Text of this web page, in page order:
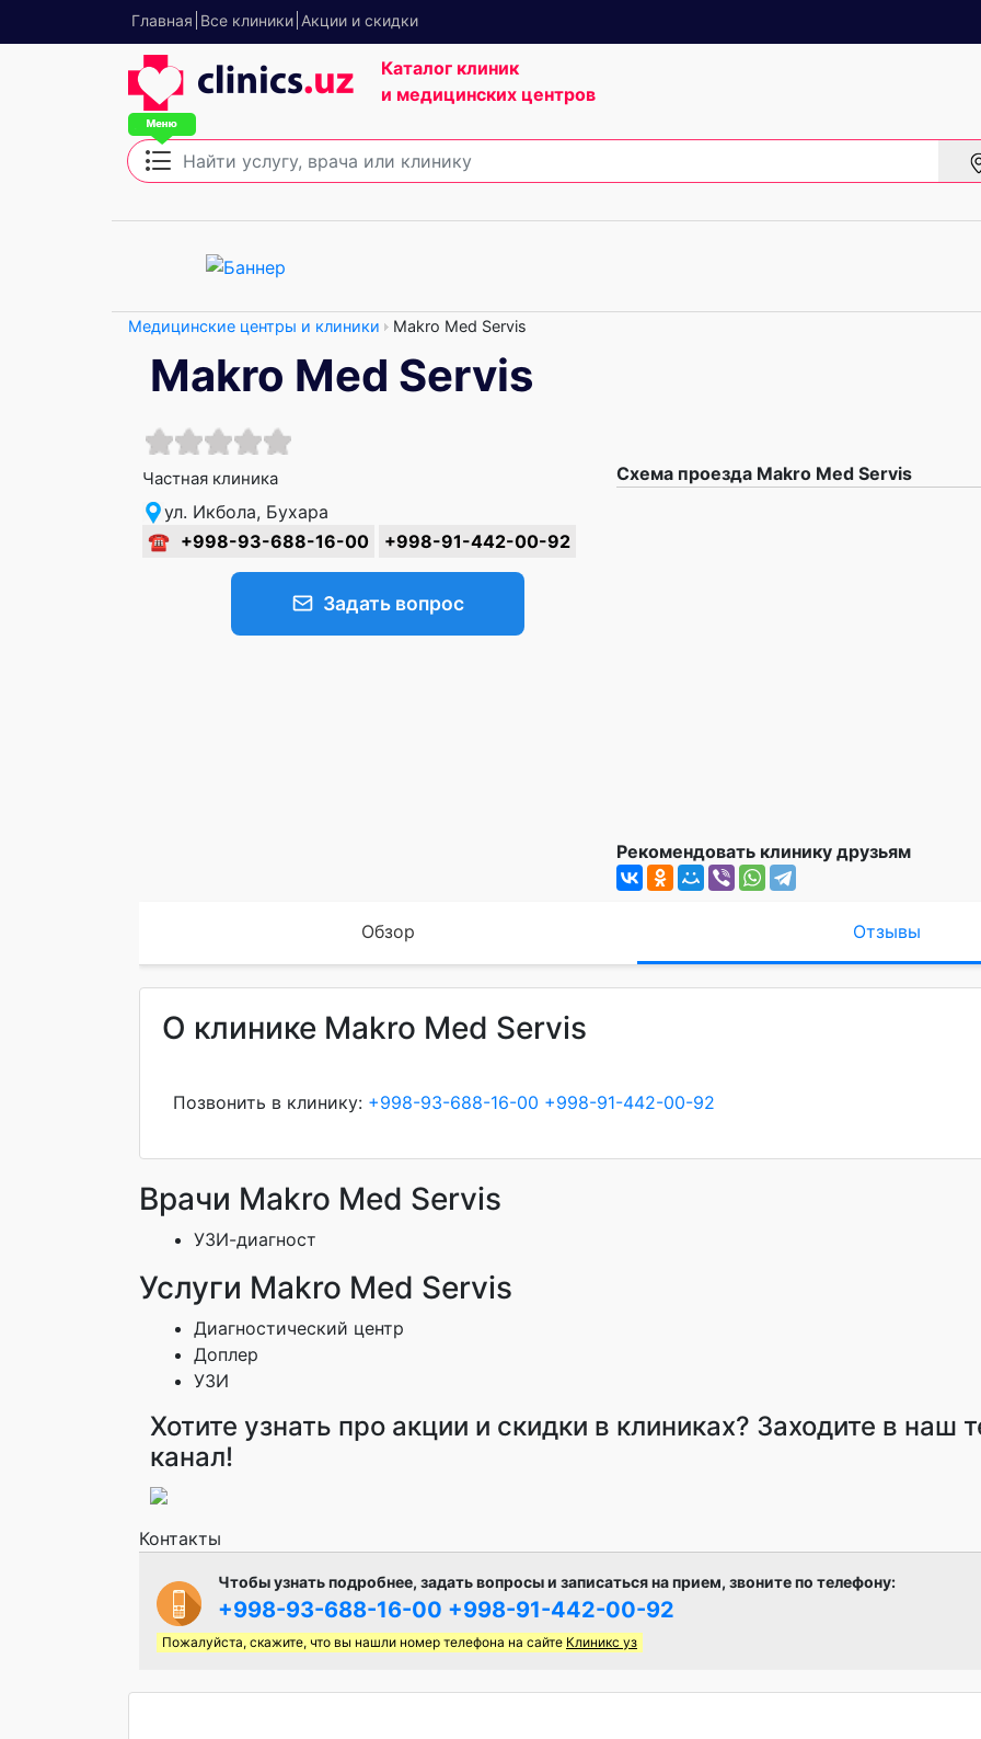
Главная Все клиники Акции и скидки
Каталог клиник
и медицинских центров
Медицинские центры и клиники Makro Med Servis
Makro Med Servis
Частная клиника
ул. Икбола, Бухара
☎ +998-93-688-16-00 +998-91-442-00-92
Задать вопрос
Схема проезда Makro Med Servis
Рекомендовать клинику друзьям
Обзор Отзывы
О клинике Makro Med Servis
Позвонить в клинику: +998-93-688-16-00 +998-91-442-00-92
Врачи Makro Med Servis
УЗИ-диагност
Услуги Makro Med Servis
Диагностический центр
Доплер
УЗИ
Хотите узнать про акции и скидки в клиниках? Заходите в наш
канал!
Контакты
Чтобы узнать подробнее, задать вопросы и записаться на прием, звоните по телефону:
+998-93-688-16-00 +998-91-442-00-92
Пожалуйста, скажите, что вы нашли номер телефона на сайте Клиникс уз